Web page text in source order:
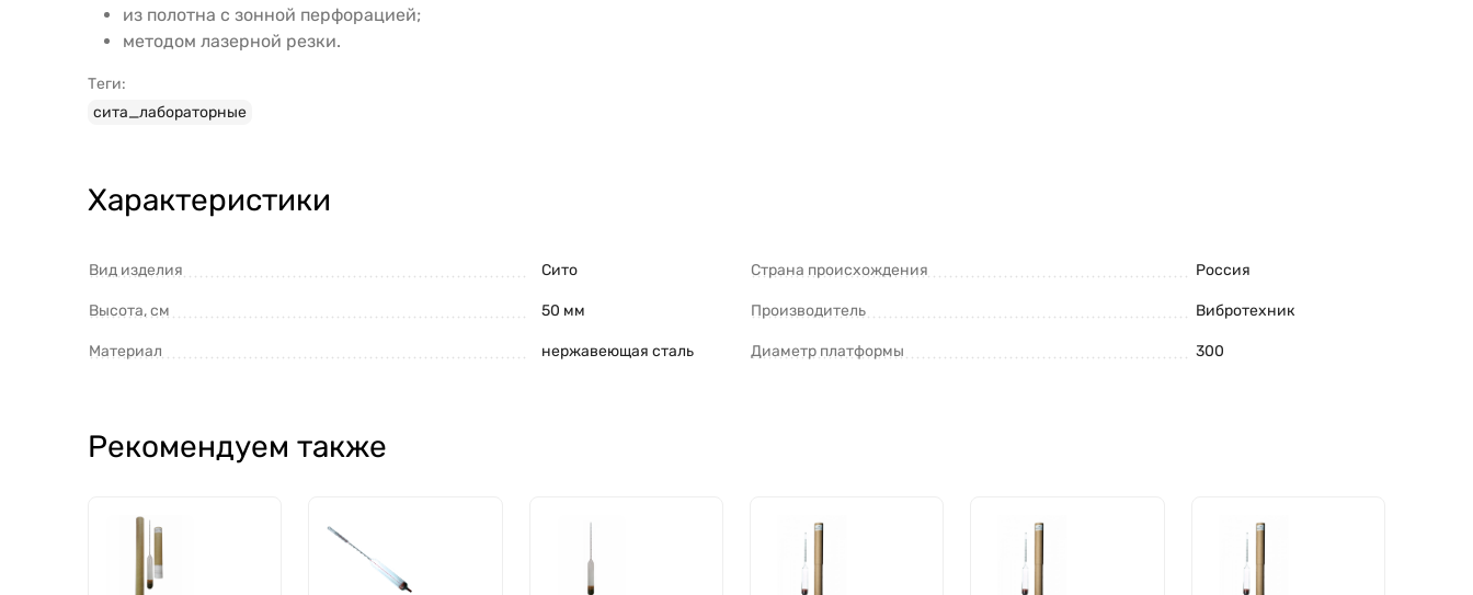
из полотна с зонной перфорацией;
методом лазерной резки.
Теги:
сита_лабораторные
Характеристики
Вид изделия Сито
Высота, см 50 мм
Материал нержавеющая сталь
Страна происхождения Россия
Производитель Вибротехник
Диаметр платформы 300
Рекомендуем также